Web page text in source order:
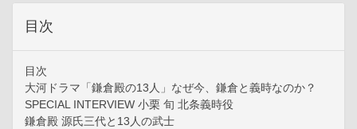
目次
目次
大河ドラマ「鎌倉殿の13人」なぜ今、鎌倉と義時なのか？
SPECIAL INTERVIEW 小栗 旬 北条義時役
鎌倉殿 源氏三代と13人の武士